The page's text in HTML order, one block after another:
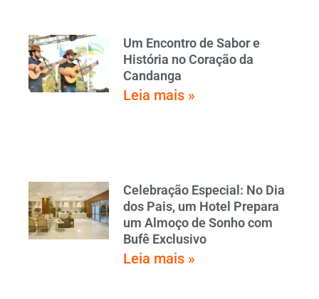
Um Encontro de Sabor e
História no Coração da
Candanga
Leia mais »
Celebração Especial: No Dia
dos Pais, um Hotel Prepara
um Almoço de Sonho com
Bufê Exclusivo
Leia mais »